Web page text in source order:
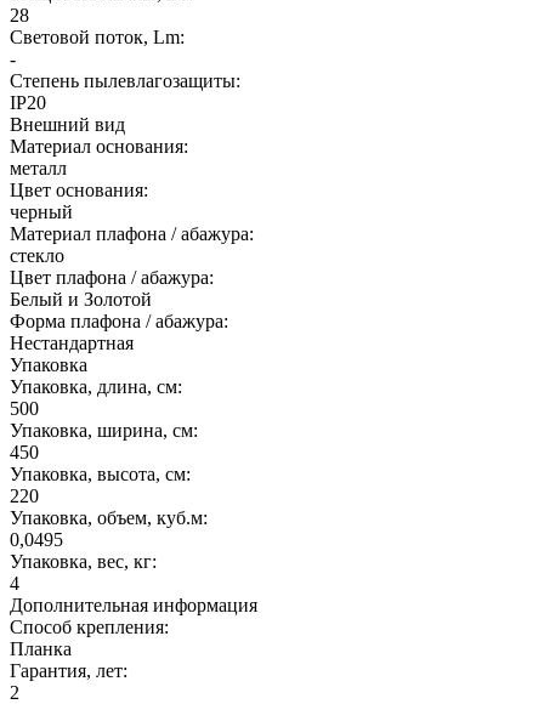
28
Световой поток, Lm:
-
Степень пылевлагозащиты:
IP20
Внешний вид
Материал основания:
металл
Цвет основания:
черный
Материал плафона / абажура:
стекло
Цвет плафона / абажура:
Белый и Золотой
Форма плафона / абажура:
Нестандартная
Упаковка
Упаковка, длина, см:
500
Упаковка, ширина, см:
450
Упаковка, высота, см:
220
Упаковка, объем, куб.м:
0,0495
Упаковка, вес, кг:
4
Дополнительная информация
Способ крепления:
Планка
Гарантия, лет:
2